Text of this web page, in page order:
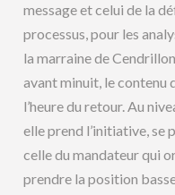
message et celui de la
processus, pour les
la marraine de
avant minuit, le contenu
l’heure du retour. Au
elle prend l’initiative, se
celle du mandateur qui
prendre la position